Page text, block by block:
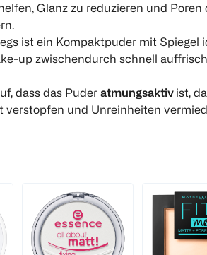
Glanz zu reduzieren und Poren
ist ein Kompaktpuder mit Spiegel
up zwischendurch schnell
dass das Puder atmungsaktiv ist,
verstopfen und Unreinheiten